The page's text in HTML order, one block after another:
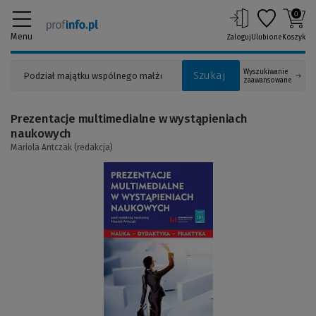
Menu
Szukaj
Wyszukiwanie
zaawansowane
ZalogujUlubione
0
Koszyk
Prezentacje multimedialne w wystąpieniach
naukowych
Mariola Antczak (redakcja)